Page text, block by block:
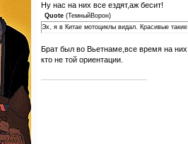
Ну нас на них все ездят,аж бесит!
Quote(ТемныйВорон)
Эх, я в Китае мотоциклы видал. Красивые
Брат был во Вьетнаме,все время на
кто не той ориентации.